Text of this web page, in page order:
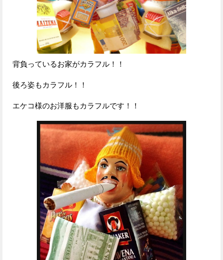
背負っているお家がカラフル！！
後ろ姿もカラフル！！
エケコ様のお洋服もカラフルです！！